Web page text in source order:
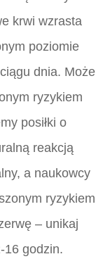
krwi wzrasta
poziomie
dnia. Może
ryzykiem
posiłki o
reakcją
a naukowcy
ryzykiem
– unikaj
16 godzin.